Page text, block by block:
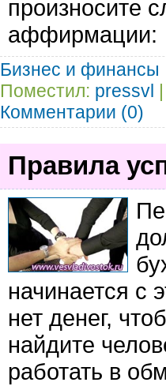
произносите
аффирмации:
Бизнес и финансы
Поместил: pressvl
Комментарии (0)
Правила
начинается с
нет денег,
найдите
работать в